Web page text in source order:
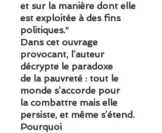
et sur la manière dont elle
est exploitée à des fins
politiques.”
Dans cet ouvrage
provocant, l’auteur
décrypte le paradoxe
de la pauvreté : tout le
monde s’accorde pour
la combattre mais elle
persiste, et même s’étend.
Pourquoi